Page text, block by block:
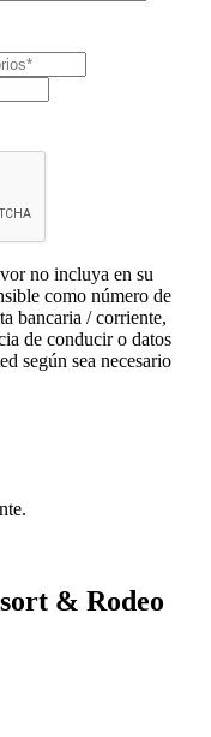
no incluya en su
como número de
bancaria / corriente,
de conducir o datos
según sea necesario
& Rodeo